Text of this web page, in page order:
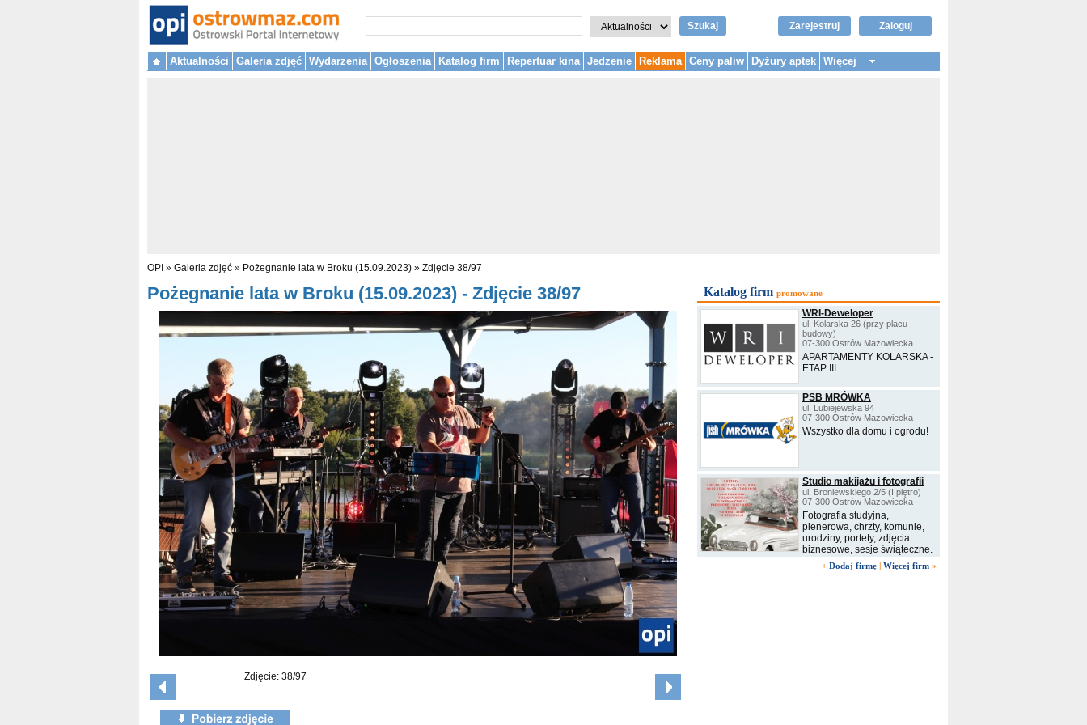
Szukaj Zaloguj
Zarejestruj
Aktualności Galeria zdjęć Wydarzenia Ogłoszenia Katalog firm Repertuar kina Jedzenie Reklama Ceny paliw Dyżury aptek Więcej
OPI » Galeria zdjęć » Pożegnanie lata w Broku (15.09.2023) » Zdjęcie 38/97
Pożegnanie lata w Broku (15.09.2023) - Zdjęcie 38/97
Zdjęcie: 38/97
Katalog firm promowane
WRI-Deweloper
ul. Kolarska 26 (przy placu
budowy)
07-300 Ostrów Mazowiecka
APARTAMENTY KOLARSKA -
ETAP III
PSB MRÓWKA
ul. Lubiejewska 94
07-300 Ostrów Mazowiecka
Wszystko dla domu i ogrodu!
Studio makijażu i fotografii
ul. Broniewskiego 2/5 (I piętro)
07-300 Ostrów Mazowiecka
Fotografia studyjna,
plenerowa, chrzty, komunie,
urodziny, portety, zdjęcia
biznesowe, sesje świąteczne.
+ Dodaj firmę | Więcej firm »